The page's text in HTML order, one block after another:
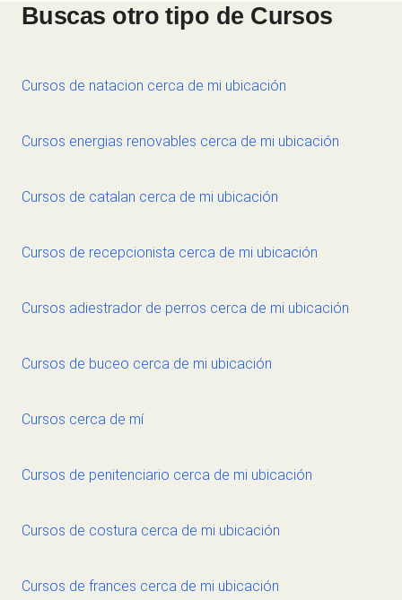
Buscas otro tipo de Cursos
Cursos de natacion cerca de mi ubicación
Cursos energias renovables cerca de mi ubicación
Cursos de catalan cerca de mi ubicación
Cursos de recepcionista cerca de mi ubicación
Cursos adiestrador de perros cerca de mi ubicación
Cursos de buceo cerca de mi ubicación
Cursos cerca de mí
Cursos de penitenciario cerca de mi ubicación
Cursos de costura cerca de mi ubicación
Cursos de frances cerca de mi ubicación